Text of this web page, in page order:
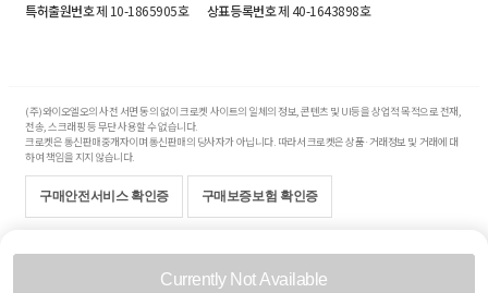
Currently Not Available
특허출원번호제 10-1865905호 상표등록번호제 40-1643898호
(주)와이오엘오의 사전 서면 동의 없이 크로켓 사이트의 일체의 정보, 콘텐츠 및 UI등을 상업적 목적으로 전재,
전송, 스크래핑 등 무단 사용할 수 없습니다.
크로켓은 통신판매중개자이며 통신판매의 당사자가 아닙니다. 따라서 크로켓은 상품·거래정보 및 거래에 대
하여 책임을 지지 않습니다.
구매안전서비스 확인증 구매보증보험 확인증